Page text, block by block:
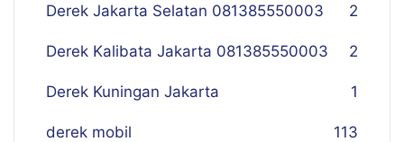
Derek Jakarta Selatan 081385550003 2
Derek Kalibata Jakarta 081385550003 2
Derek Kuningan Jakarta 1
derek mobil 113